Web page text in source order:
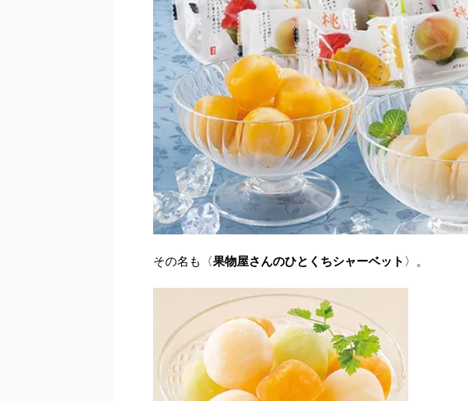
その名も〈果物屋さんのひとくちシャーベット 〉。